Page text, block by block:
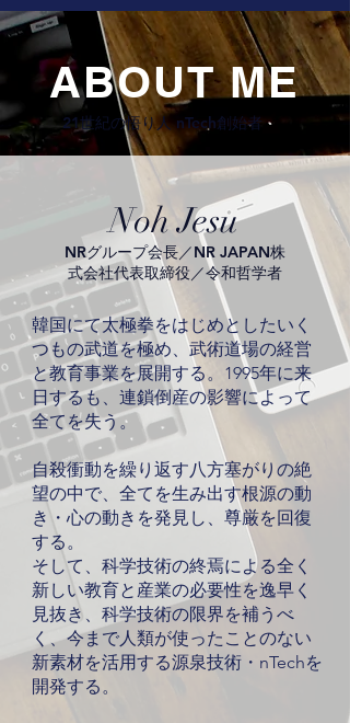
ABOUT ME
21世紀の悟り人 nTech創始者
​Noh Jesu
​NRグループ会長／NR JAPAN株
式会社代表取締役／令和哲学者
韓国にて太極拳をはじめとしたいく
つもの武道を極め、武術道場の経営
と教育事業を展開する。1995年に来
日するも、連鎖倒産の影響によって
全てを失う。
自殺衝動を繰り返す八方塞がりの絶
望の中で、全てを生み出す根源の動
き・心の動きを発見し、尊厳を回復
する。
そして、科学技術の終焉による全く
新しい教育と産業の必要性を逸早く
見抜き、科学技術の限界を補うべ
く、今まで人類が使ったことのない
新素材を活用する源泉技術・nTechを
開発する。